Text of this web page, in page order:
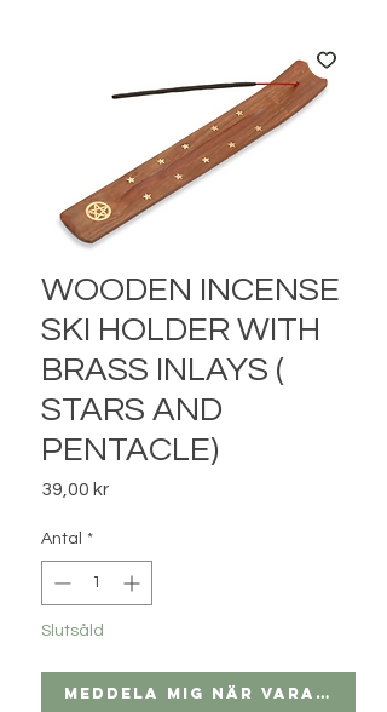
WOODEN INCENSE
SKI HOLDER WITH
BRASS INLAYS (
STARS AND
PENTACLE)
39,00 krPris
Antal *
Slutsåld
Meddela mig när varan